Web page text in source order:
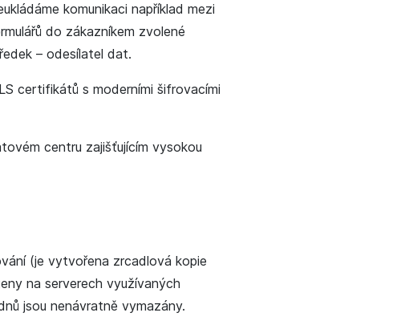
komunikaci například mezi
do zákazníkem zvolené
– odesílatel dat.
certifikátů s moderními šifrovacími
centru zajišťujícím vysokou
(je vytvořena zrcadlová kopie
na serverech využívaných
jsou nenávratně vymazány.